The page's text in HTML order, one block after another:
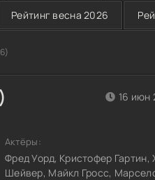
Рейтинг весна 2026
16 июн
Актёры:
Фред Уорд, Кристофер Гартин,
Шейвер, Майкл Гросс,